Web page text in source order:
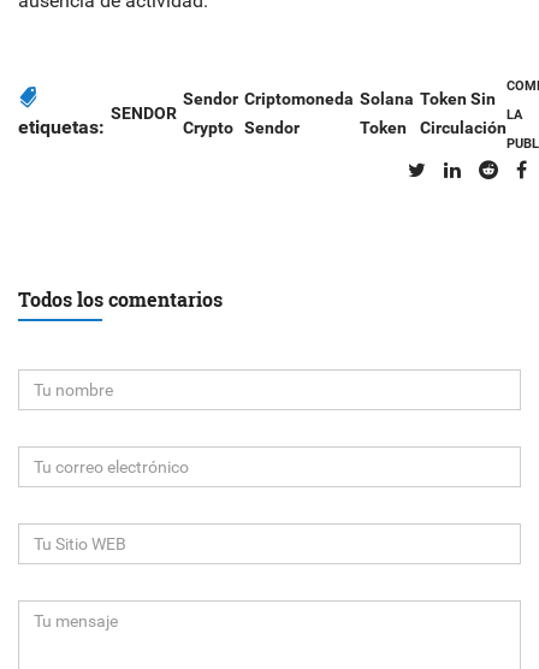
etiquetas:
SENDOR
Sendor
Crypto
Criptomoneda
Sendor
Solana
Token
Token Sin
Circulación
LA
Todos los comentarios